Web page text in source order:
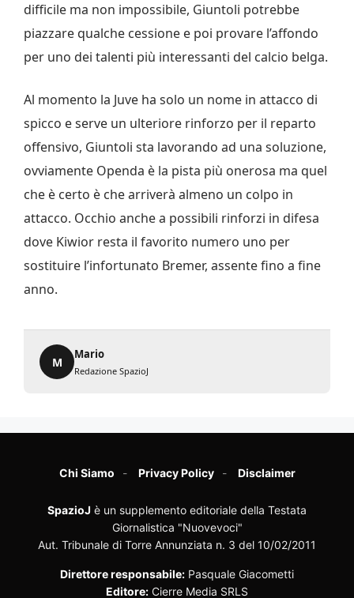
difficile ma non impossibile, Giuntoli potrebbe
piazzare qualche cessione e poi provare l’affondo
per uno dei talenti più interessanti del calcio belga.
Al momento la Juve ha solo un nome in attacco di
spicco e serve un ulteriore rinforzo per il reparto
offensivo, Giuntoli sta lavorando ad una soluzione,
ovviamente Openda è la pista più onerosa ma quel
che è certo è che arriverà almeno un colpo in
attacco. Occhio anche a possibili rinforzi in difesa
dove Kiwior resta il favorito numero uno per
sostituire l’infortunato Bremer, assente fino a fine
anno.
M
Mario
Redazione SpazioJ
Chi Siamo Privacy Policy Disclaimer
SpazioJ è un supplemento editoriale della Testata
Giornalistica "Nuovevoci"
Aut. Tribunale di Torre Annunziata n. 3 del 10/02/2011
Direttore responsabile: Pasquale Giacometti
Editore: Cierre Media SRLS